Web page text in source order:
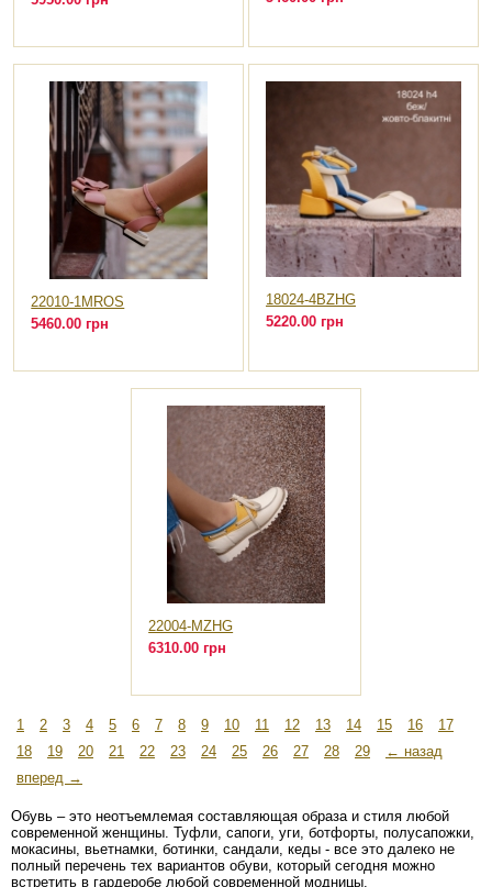
22010-1MROS
5460.00 грн
18024-4BZHG
5220.00 грн
22004-MZHG
6310.00 грн
1 2 3 4 5 6 7 8 9 10 11 12 13 14 15 16
17
18
19 20 21 22 23 24 25 26 27 28 29
← назад
вперед →
Обувь – это неотъемлемая составляющая образа и стиля любой
современной женщины. Туфли, сапоги, уги, ботфорты, полусапожки,
мокасины, вьетнамки, ботинки, сандали, кеды - все это далеко не
полный перечень тех вариантов обуви, который сегодня можно
встретить в гардеробе любой современной модницы.